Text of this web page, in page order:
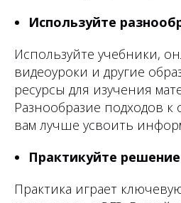
Используйте
Используйте учебники,
видеоуроки и другие
ресурсы для изучения
Разнообразие подходов
вам лучше усвоить
Практикуйте
Практика играет